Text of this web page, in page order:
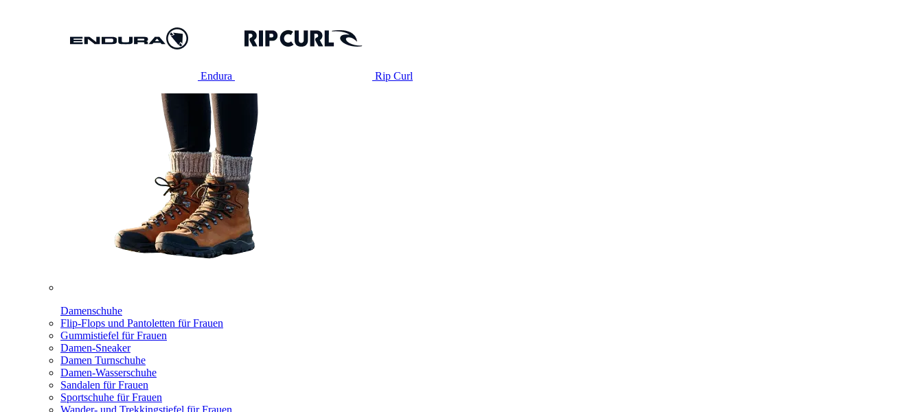
Endura Rip Curl
Damenschuhe
Flip-Flops und Pantoletten für Frauen
Gummistiefel für Frauen
Damen-Sneaker
Damen Turnschuhe
Damen-Wasserschuhe
Sandalen für Frauen
Sportschuhe für Frauen
Wander- und Trekkingstiefel für Frauen